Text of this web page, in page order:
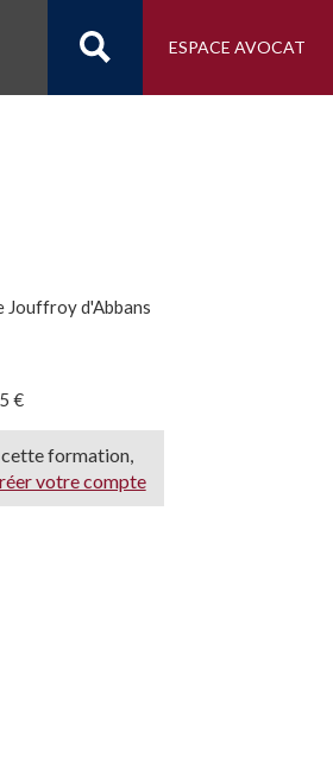
ESPACE AVOCAT
Jouffroy d'Abbans
€
cette formation,
votre compte